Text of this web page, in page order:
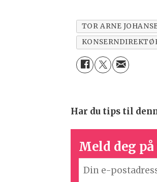
TOR ARNE
Har du tips til
Meld deg